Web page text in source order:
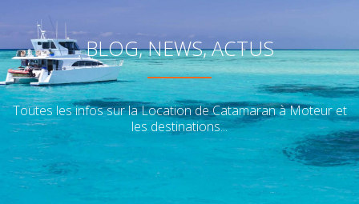
BLOG, NEWS, ACTUS
Toutes les infos sur la Location de Catamaran à Moteur et
les destinations...